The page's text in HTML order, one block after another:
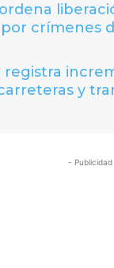
ordena
crímenes
registra
y
-